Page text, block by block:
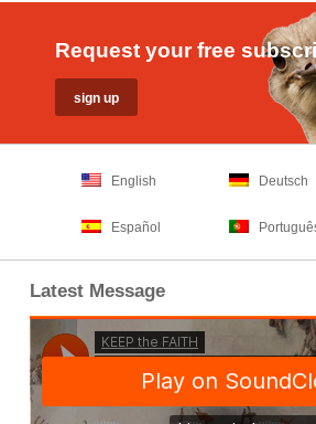
Request your free
English Deutsch
Español
Latest Message